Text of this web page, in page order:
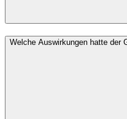
Welche Auswirkungen hatte der